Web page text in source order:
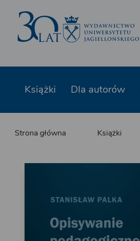
Książki Dla autorów
Strona główna Książki